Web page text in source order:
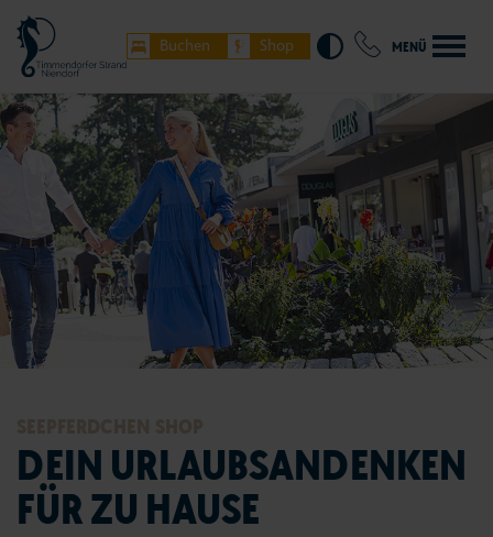
Buchen Shop MENÜ
DEIN URLAUBSANDENKEN
FÜR ZU HAUSE